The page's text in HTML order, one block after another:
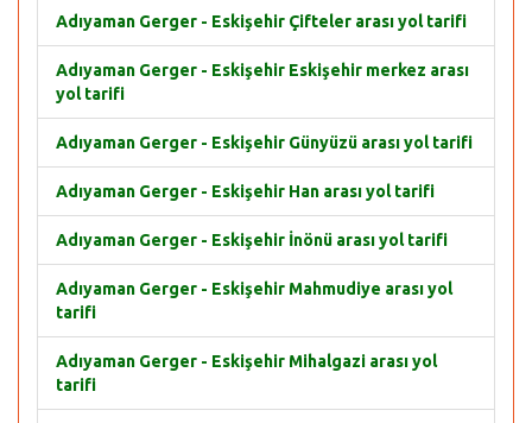
Adıyaman Gerger - Eskişehir Çifteler arası yol tarifi
Adıyaman Gerger - Eskişehir Eskişehir merkez arası
yol tarifi
Adıyaman Gerger - Eskişehir Günyüzü arası yol tarifi
Adıyaman Gerger - Eskişehir Han arası yol tarifi
Adıyaman Gerger - Eskişehir İnönü arası yol tarifi
Adıyaman Gerger - Eskişehir Mahmudiye arası yol
tarifi
Adıyaman Gerger - Eskişehir Mihalgazi arası yol
tarifi